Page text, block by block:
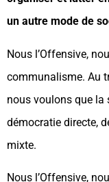
un autre mode de
Nous l’Offensive,
communalisme. Au
nous voulons que la
démocratie directe,
mixte.
Nous l’Offensive,